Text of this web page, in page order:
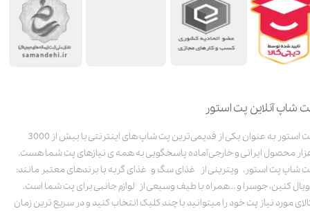
شاپ آنلاین پت استور
پت استور به عنوان یکی از قدیمی‌ترین پت شاپ های اینترنتی با بیش از 3000
محصول ایرانی و خارجی آماده پاسخگویی به همه ی نیازهای پت شما هست.
شاپ پت استور، ویترینی از غذای سگ و غذای گربه با برندهای معتبر مانند:
کنین، جوسرا و .. همراه با طیف وسیعی از لوازم جانبی برای پت شما است.
مورد نیاز پت خود را میتوانید با چند کلیک انتخاب کنید و در سریع ترین زمان